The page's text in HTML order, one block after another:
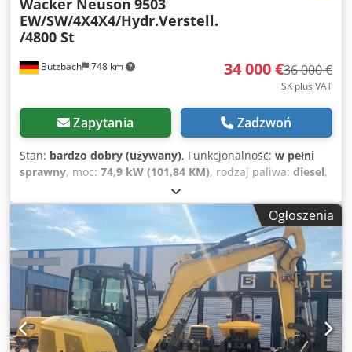
Butzbach 748 km
Wacker Neuson 9503
EW/SW/4X4X4/Hydr.Verstell.
/4800 St
34 000 €36 000 €
SK plus VAT
Zapytania Zadzwoń
Stan: bardzo dobry (używany), Funkcjonalność: w pełni
sprawny, moc: 74,9 kW (101,84 KM), rodzaj paliwa: diesel,
, masa eksploatacyjna:
pierwsza rejestracja:01/2009, Rok budowy:2009, godziny
pracy:
4 809 h
, Wacker Neuson9503 EW/SW/4X4X4/hydraul.
regulowany/4800 mth • Producent: Wacker Neuson • Typ:
9503 WD • Rok produkcji: 2009 • Motogodziny: 4809 mth •
Układ ostrzegawczy przeciążenia • Wymiary transportowe:
Dł.: 5,88 m x Szer.: 1,92 m x Wys.: 2,88 m • Moc: 74,9 kW /
102 KM • Silnik: Deutz TCD 2012 • Maksymalny zasięg: ok. 6
m • Głębokość kopania: ok. 3,6 m • Mechaniczny system
szybkiej wymiany osprzętu • Szybkozłącze: Lehnhoff / SW08
Ogłoszenia